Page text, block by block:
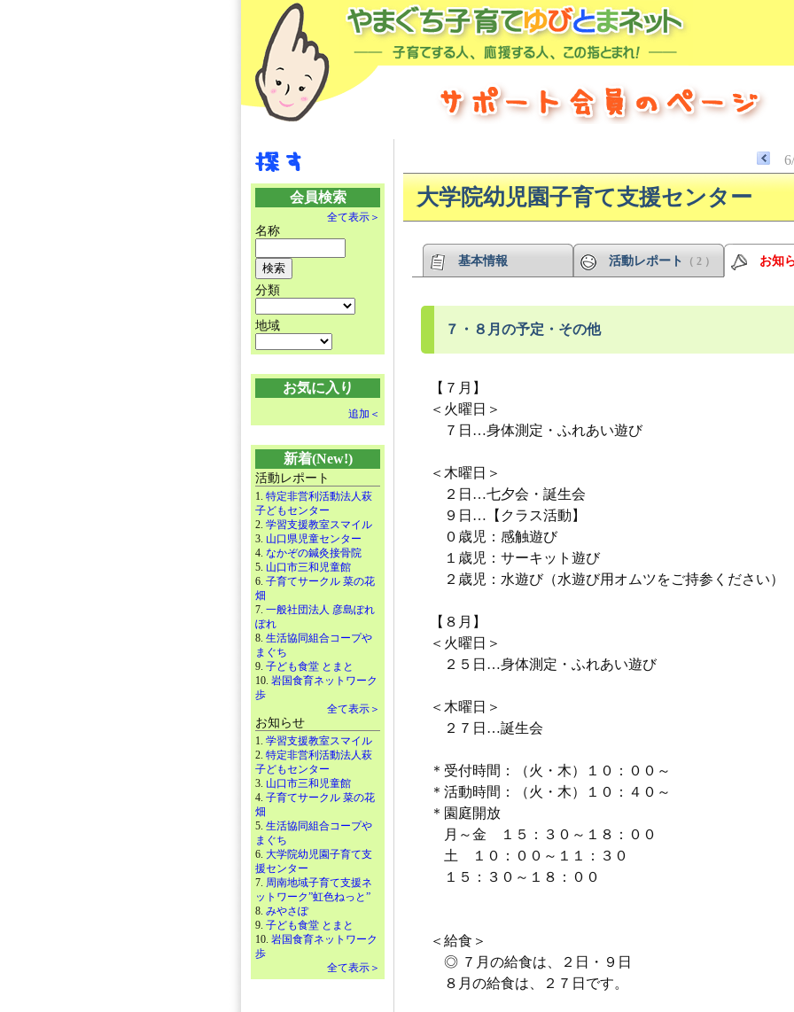
会員検索
全て表示＞
名称
分類
地域
お気に入り
追加＜
新着(New!)
活動レポート
1. 特定非営利活動法人萩
子どもセンター
2. 学習支援教室スマイル
3. 山口県児童センター
4. なかぞの鍼灸接骨院
5. 山口市三和児童館
6. 子育てサークル 菜の花
畑
7. 一般社団法人 彦島ぽれ
ぽれ
8. 生活協同組合コープや
まぐち
9. 子ども食堂 とまと
10. 岩国食育ネットワーク
歩
全て表示＞
お知らせ
1. 学習支援教室スマイル
2. 特定非営利活動法人萩
子どもセンター
3. 山口市三和児童館
4. 子育てサークル 菜の花
畑
5. 生活協同組合コープや
まぐち
6. 大学院幼児園子育て支
援センター
7. 周南地域子育て支援ネ
ットワーク”虹色ねっと”
8. みやさぽ
9. 子ども食堂 とまと
10. 岩国食育ネットワーク
歩
全て表示＞
大学院幼児園子育て支援センター
基本情報 活動レポート （ 2 ） お知
７・８月の予定・その他
【７月】
＜火曜日＞
７日…身体測定・ふれあい遊び
＜木曜日＞
２日…七夕会・誕生会
９日…【クラス活動】
０歳児：感触遊び
１歳児：サーキット遊び
２歳児：水遊び（水遊び用オムツをご持参ください）
【８月】
＜火曜日＞
２５日…身体測定・ふれあい遊び
＜木曜日＞
２７日…誕生会
＊受付時間：（火・木）１０：００～
＊活動時間：（火・木）１０：４０～
＊園庭開放
月～金 １５：３０～１８：００
土 １０：００～１１：３０
１５：３０～１８：００
＜給食＞
◎ ７月の給食は、２日・９日
８月の給食は、２７日です。